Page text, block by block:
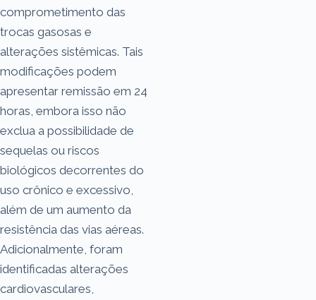
comprometimento das
trocas gasosas e
alterações sistêmicas. Tais
modificações podem
apresentar remissão em 24
horas, embora isso não
exclua a possibilidade de
sequelas ou riscos
biológicos decorrentes do
uso crônico e excessivo,
além de um aumento da
resistência das vias aéreas.
Adicionalmente, foram
identificadas alterações
cardiovasculares,